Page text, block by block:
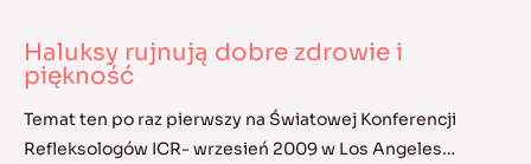
Haluksy rujnują dobre zdrowie i
piękność
Temat ten po raz pierwszy na Światowej Konferencji
Refleksologów ICR- wrzesień 2009 w Los Angeles…